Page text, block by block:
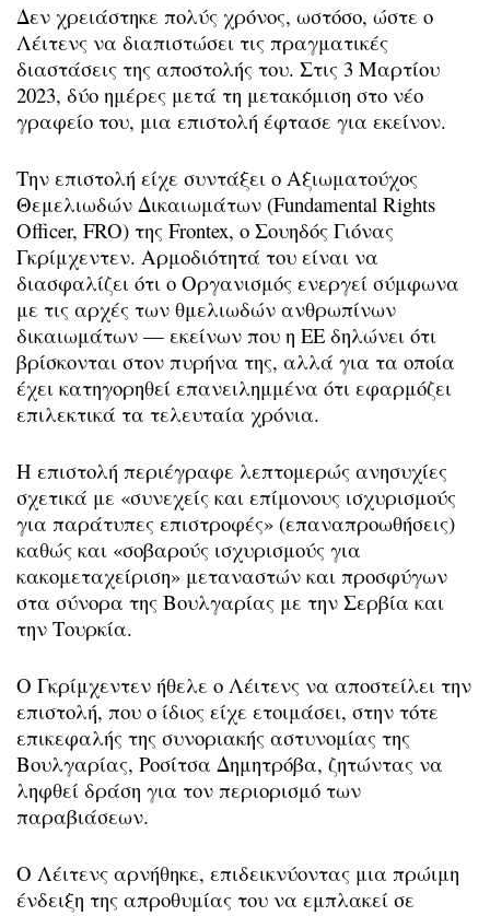
Δεν χρειάστηκε πολύς χρόνος, ωστόσο, ώστε ο
Λέιτενς να διαπιστώσει τις πραγματικές
διαστάσεις της αποστολής του. Στις 3 Μαρτίου
2023, δύο ημέρες μετά τη μετακόμιση στο νέο
γραφείο του, μια επιστολή έφτασε για εκείνον.
Την επιστολή είχε συντάξει ο Αξιωματούχος
Θεμελιωδών Δικαιωμάτων (Fundamental Rights
Officer, FRO) της Frontex, o Σουηδός Γιόνας
Γκρίμχεντεν. Αρμοδιότητά του είναι να
διασφαλίζει ότι ο Οργανισμός ενεργεί σύμφωνα
με τις αρχές των θμελιωδών ανθρωπίνων
δικαιωμάτων — εκείνων που η ΕΕ δηλώνει ότι
βρίσκονται στον πυρήνα της, αλλά για τα οποία
έχει κατηγορηθεί επανειλημμένα ότι εφαρμόζει
επιλεκτικά τα τελευταία χρόνια.
Η επιστολή περιέγραφε λεπτομερώς ανησυχίες
σχετικά με «συνεχείς και επίμονους ισχυρισμούς
για παράτυπες επιστροφές» (επαναπροωθήσεις)
καθώς και «σοβαρούς ισχυρισμούς για
κακομεταχείριση» μεταναστών και προσφύγων
στα σύνορα της Βουλγαρίας με την Σερβία και
την Τουρκία.
Ο Γκρίμχεντεν ήθελε ο Λέιτενς να αποστείλει την
επιστολή, που ο ίδιος είχε ετοιμάσει, στην τότε
επικεφαλής της συνοριακής αστυνομίας της
Βουλγαρίας, Ροσίτσα Δημητρόβα, ζητώντας να
ληφθεί δράση για τον περιορισμό των
παραβιάσεων.
Ο Λέιτενς αρνήθηκε, επιδεικνύοντας μια πρώιμη
ένδειξη της απροθυμίας του να εμπλακεί σε